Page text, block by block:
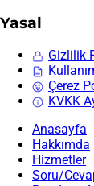
Yasal
Gizlilik
Çerez
KVKK
Anasayfa
Hakkımda
Hizmetler
Soru/